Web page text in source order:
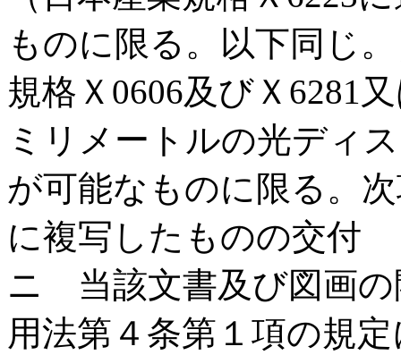
ものに限る。以下同じ
規格Ｘ0606及びＸ6281
ミリメートルの光ディ
が可能なものに限る。
に複写したものの交付
ニ 当該文書及び図画の
用法第４条第１項の規